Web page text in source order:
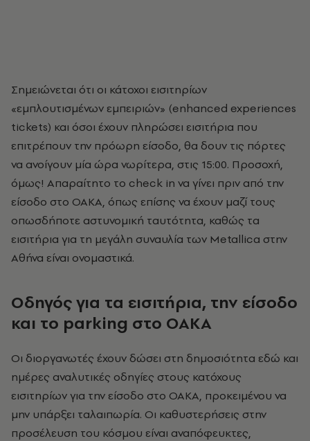
Σημειώνεται ότι οι κάτοχοι εισιτηρίων
«εμπλουτισμένων εμπειριών» (enhanced experiences
tickets) και όσοι έχουν πληρώσει εισιτήρια που
επιτρέπουν την πρόωρη είσοδο, θα δουν τις πόρτες
να ανοίγουν μία ώρα νωρίτερα, στις 15:00. Προσοχή,
όμως! Απαραίτητο το check in να γίνει πριν από την
είσοδο στο ΟΑΚΑ, όπως επίσης να έχουν μαζί τους
οπωσδήποτε αστυνομική ταυτότητα, καθώς τα
εισιτήρια για τη μεγάλη συναυλία των Metallica στην
Αθήνα είναι ονομαστικά.
Οδηγός για τα εισιτήρια, την είσοδο
και το parking στο ΟΑΚΑ
Οι διοργανωτές έχουν δώσει στη δημοσιότητα εδώ και
ημέρες αναλυτικές οδηγίες στους κατόχους
εισιτηρίων για την είσοδο στο ΟΑΚΑ, προκειμένου να
μην υπάρξει ταλαιπωρία. Οι καθυστερήσεις στην
προσέλευση του κόσμου είναι αναπόφευκτες,